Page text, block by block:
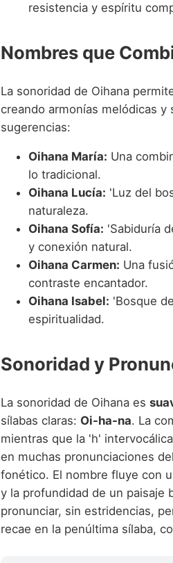
resistencia y espíritu
Nombres que
La sonoridad de Oihana
creando armonías melódicas
sugerencias:
Oihana María: Una
lo tradicional.
Oihana Lucía: 'Luz del
naturaleza.
Oihana Sofía: 'Sabiduría
y conexión natural.
Oihana Carmen: Una
contraste encantador.
Oihana Isabel: 'Bosque
espiritualidad.
Sonoridad y
La sonoridad de Oihana es
sílabas claras: Oi-ha-na. La
mientras que la 'h'
en muchas pronunciaciones
fonético. El nombre fluye con
y la profundidad de un paisaje
pronunciar, sin estridencias,
recae en la penúltima sílaba,